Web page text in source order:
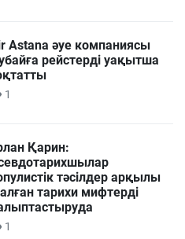
Astana әуе компаниясы
рейстерді уақытша
1
Қарин:
тәсілдер арқылы
тарихи мифтерді
1